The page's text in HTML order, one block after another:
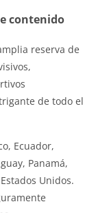
contenido
reserva de
de todo el
Ecuador,
Panamá,
Unidos.